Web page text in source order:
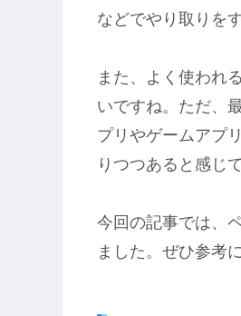
などでやり取りを
また、よく使われ
いですね。ただ、
プリやゲームアプ
りつつあると感じ
今回の記事では、
ました。ぜひ参考